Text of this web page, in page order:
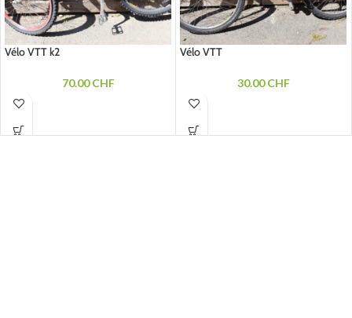
Vélo VTT k2
70.00CHF
Vélo VTT
30.00CHF